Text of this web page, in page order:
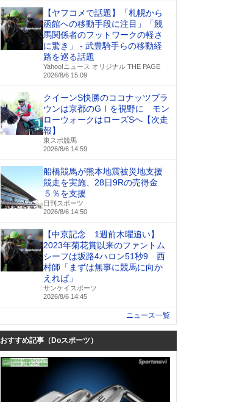
【ヤフコメで話題】「札幌から
函館への移動手段に注目」「競
馬関係者のフットワークの軽さ
に驚き」 - 武豊騎手らの移動経
路を巡る話題
Yahoo!ニュース オリジナル THE PAGE
2026/8/6 15:09
クイーンS快勝のココナッツブラ
ウンは京都のGⅠを視野に モン
ローウォークはローズSへ【次走
報】
東スポ競馬
2026/8/6 14:59
船橋競馬が熊本地震被災地支援
競走を実施、28日9Rの売得金
５％を支援
日刊スポーツ
2026/8/6 14:50
【中京記念 1週前木曜追い】
2023年菊花賞以来のファントム
シーフは坂路4ハロン51秒9 西
村師「まずは無事に競馬に向か
えれば」
サンケイスポーツ
2026/8/6 14:45
ニュース一覧
おすすめ記事（Doスポーツ）